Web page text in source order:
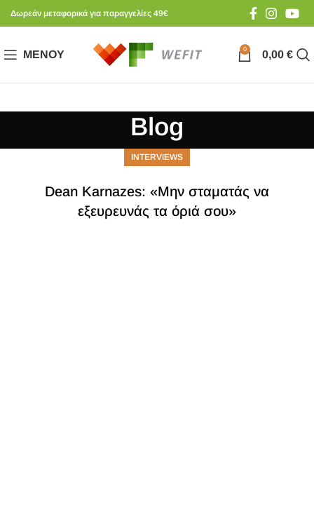
Δωρεάν μεταφορικά για παραγγελίες 49€
ΜΕΝΟΎ 0 0,00 €
Blog
INTERVIEWS
Dean Karnazes: «Μην σταματάς να
εξευρευνάς τα όριά σου»